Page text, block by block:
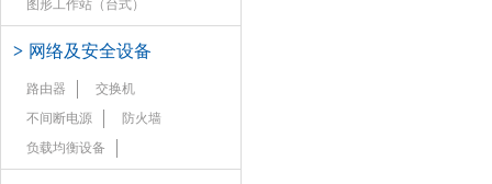
图形工作站（台式）
> 网络及安全设备
路由器
交换机
不间断电源
防火墙
负载均衡设备